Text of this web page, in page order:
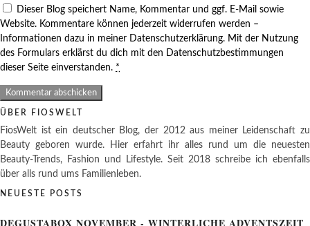
Dieser Blog speichert Name, Kommentar und ggf. E-Mail sowie
Website. Kommentare können jederzeit widerrufen werden –
Informationen dazu in meiner Datenschutzerklärung. Mit der Nutzung
des Formulars erklärst du dich mit den Datenschutzbestimmungen
dieser Seite einverstanden. *
ÜBER FIOSWELT
FiosWelt ist ein deutscher Blog, der 2012 aus meiner Leidenschaft zu
Beauty geboren wurde. Hier erfahrt ihr alles rund um die neuesten
Beauty-Trends, Fashion und Lifestyle. Seit 2018 schreibe ich ebenfalls
über alls rund ums Familienleben.
NEUESTE POSTS
DEGUSTABOX NOVEMBER - WINTERLICHE ADVENTSZEIT